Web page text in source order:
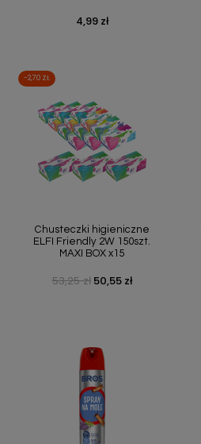
Cena
4,99 zł
Chusteczki higieniczne
ELFI Friendly 2W 150szt.
MAXI BOX x15
Cena podstawowa
53,25 zł Cena
50,55 zł
-2,70 ZŁ